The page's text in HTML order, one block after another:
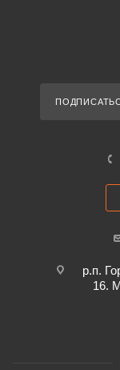
р.п.
16.